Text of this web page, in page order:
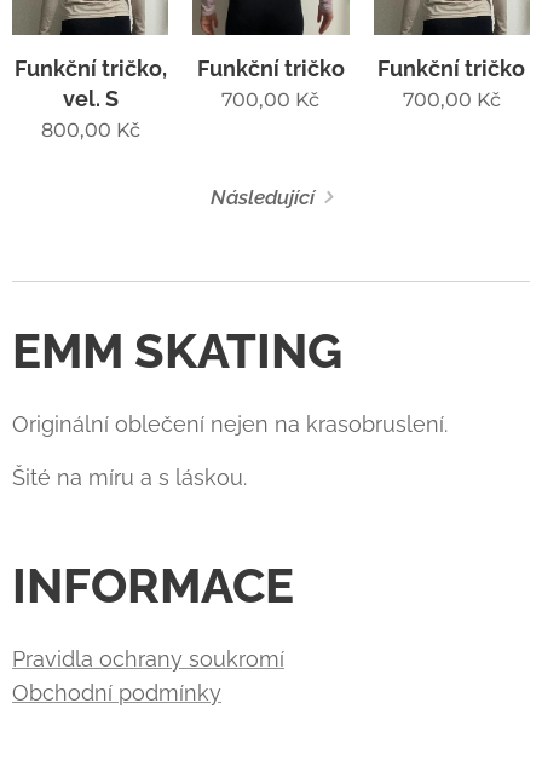
Funkční tričko,
vel. S
800,00 Kč
Funkční tričko
700,00 Kč
Funkční tričko
700,00 Kč
Následující
EMM SKATING
Originální oblečení nejen na krasobruslení.
Šité na míru a s láskou.
INFORMACE
Pravidla ochrany soukromí
Obchodní podmínky